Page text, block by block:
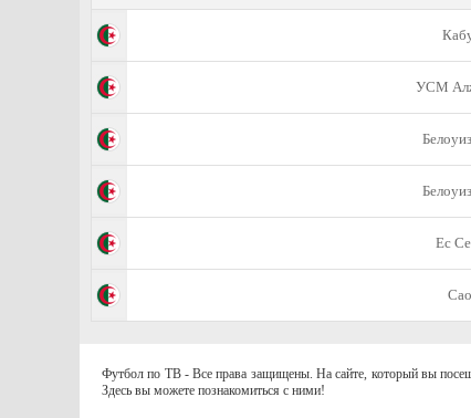
УСМ
Ес
Футбол по ТВ - Все права защищены. На сайте, который вы
Здесь вы можете познакомиться с ними!